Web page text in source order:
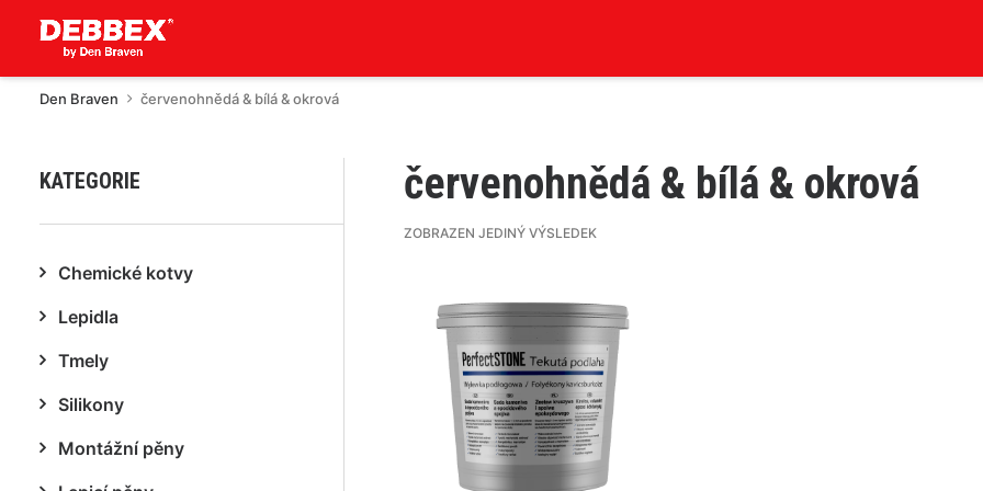
Den Braven červenohnědá & bílá & okrová
KATEGORIE
Chemické kotvy
Lepidla
Tmely
Silikony
Montážní pěny
červenohnědá & bílá & okrová
ZOBRAZEN JEDINÝ VÝSLEDEK